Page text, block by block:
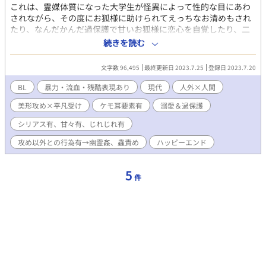
これは、霊媒体質になった大学生が怪異によって性的な目にあわ
されながら、その度にお狐様に助けられてえっちなお清めもされ
たり、なんだかんだ過保護で甘いお狐様に恋心を自覚したり、二
人揃ってピンチになったりしながらハッピーエンドに落ち着く話
です。★は性描写有。 ※pixiv、ムーンライトノベルズでも公開
続きを読む
文字数 96,495 最終更新日 2023.7.25 登録日 2023.7.20
BL 暴力・流血・残酷表現あり 現代
人外×人間
美形攻め×平凡受け
ケモ耳要素有
溺愛＆過保護
シリアス有、甘々有、じれじれ有
攻め以外との行為有→幽霊姦、蟲責め
ハッピーエンド
5 件